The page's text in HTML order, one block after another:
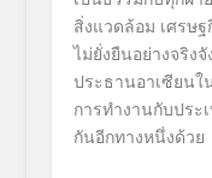
สิ่งแวดล้อม เศรษ
ไม่ยั่งยืนอย่างจริง
ประธานอาเซียน
การทำงานกับประ
กันอีกทางหนึ่งด้วย